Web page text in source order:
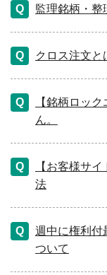
監理銘柄・整
クロス注文と
【銘柄ロッ
ん。
【お客様サ
法
週中に権利付
ついて